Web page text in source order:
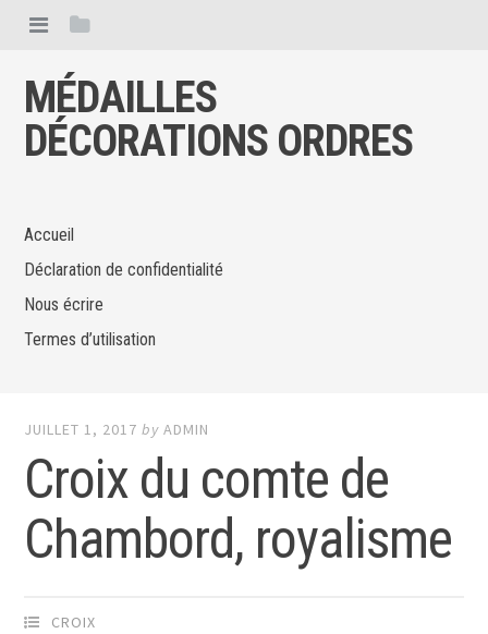
MÉDAILLES
DÉCORATIONS ORDRES
Accueil
Déclaration de confidentialité
Nous écrire
Termes d’utilisation
JUILLET 1, 2017 byADMIN
Croix du comte de
Chambord, royalisme
CROIX